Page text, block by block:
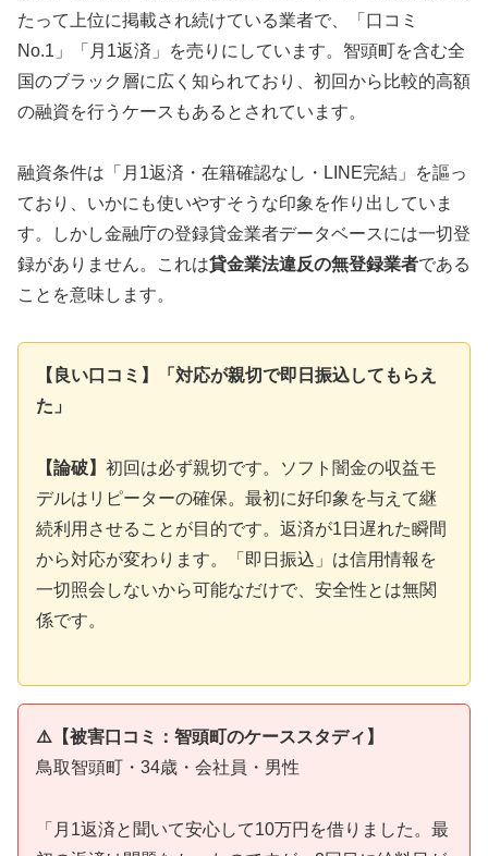
たって上位に掲載され続けている業者で、「口コミ
No.1」「月1返済」を売りにしています。智頭町を含む全
国のブラック層に広く知られており、初回から比較的高額
の融資を行うケースもあるとされています。
融資条件は「月1返済・在籍確認なし・LINE完結」を謳っ
ており、いかにも使いやすそうな印象を作り出していま
す。しかし金融庁の登録貸金業者データベースには一切登
録がありません。これは貸金業法違反の無登録業者である
ことを意味します。
【良い口コミ】「対応が親切で即日振込してもらえ
た」
【論破】 初回は必ず親切です。ソフト闇金の収益モ
デルはリピーターの確保。最初に好印象を与えて継
続利用させることが目的です。返済が1日遅れた瞬間
から対応が変わります。「即日振込」は信用情報を
一切照会しないから可能なだけで、安全性とは無関
係です。
⚠️【被害口コミ：智頭町のケーススタディ】
鳥取智頭町・34歳・会社員・男性
「月1返済と聞いて安心して10万円を借りました。最